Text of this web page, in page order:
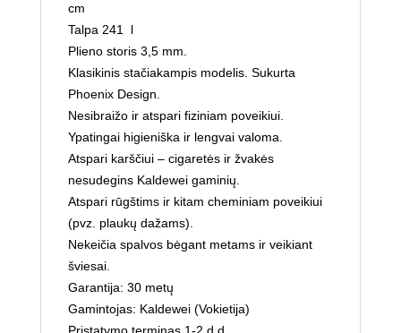
cm
Talpa 241 l
Plieno storis 3,5 mm.
Klasikinis stačiakampis modelis. Sukurta
Phoenix Design.
Nesibraižo ir atspari fiziniam poveikiui.
Ypatingai higieniška ir lengvai valoma.
Atspari karščiui – cigaretės ir žvakės
nesudegins Kaldewei gaminių.
Atspari rūgštims ir kitam cheminiam poveikiui
(pvz. plaukų dažams).
Nekeičia spalvos bėgant metams ir veikiant
šviesai.
Garantija: 30 metų
Gamintojas: Kaldewei (Vokietija)